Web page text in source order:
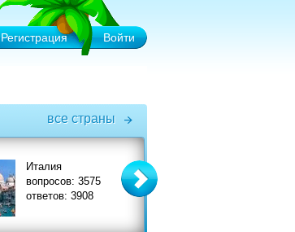
Регистрация Войти
все страны
Италия
вопросов: 3575
ответов: 3908